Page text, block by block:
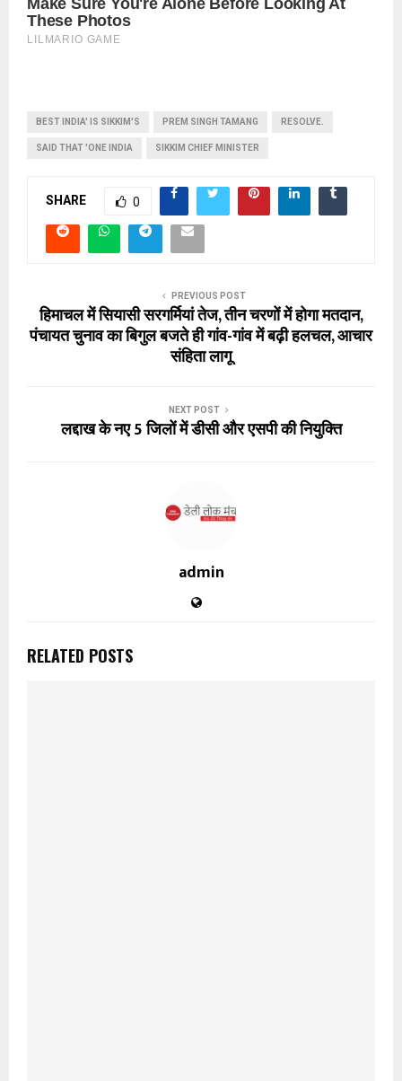
BEST INDIA' IS SIKKIM'S PREM SINGH TAMANG RESOLVE.
SAID THAT 'ONE INDIA SIKKIM CHIEF MINISTER
SHARE 0
PREVIOUS POST
हिमाचल में सियासी सरगर्मियां तेज, तीन चरणों में होगा मतदान,
पंचायत चुनाव का बिगुल बजते ही गांव-गांव में बढ़ी हलचल, आचार
संहिता लागू
NEXT POST
लद्दाख के नए 5 जिलों में डीसी और एसपी की नियुक्ति
admin
RELATED POSTS